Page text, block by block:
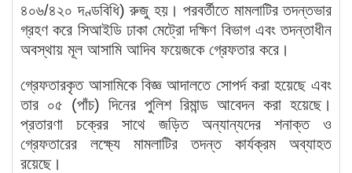
৪০৬/৪২০ দণ্ডবিধি) রুজু হয়। পরবর্তীতে মামলাটির তদন্তভার
গ্রহণ করে সিআইডি ঢাকা মেট্রো দক্ষিণ বিভাগ এবং তদন্তাধীন
অবস্থায় মূল আসামি আদিব ফয়েজকে গ্রেফতার করে।
গ্রেফতারকৃত আসামিকে বিজ্ঞ আদালতে সোপর্দ করা হয়েছে এবং
তার ০৫ (পাঁচ) দিনের পুলিশ রিমান্ড আবেদন করা হয়েছে।
প্রতারণা চক্রের সাথে জড়িত অন্যান্যদের শনাক্ত ও
গ্রেফতারের লক্ষ্যে মামলাটির তদন্ত কার্যক্রম অব্যাহত
রয়েছে।